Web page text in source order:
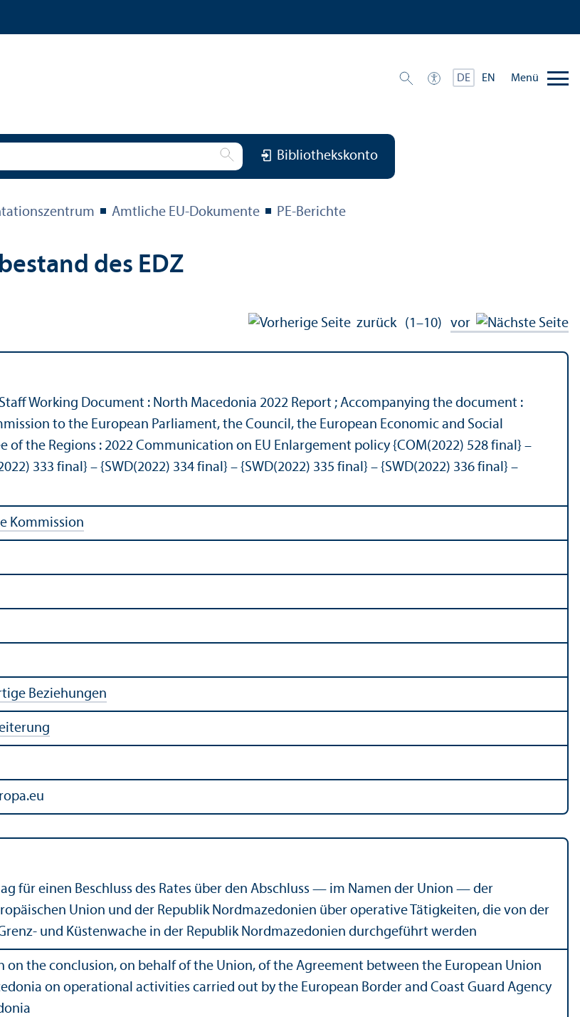
DE EN Menü
Bibliothekskonto
Amtliche EU-Dokumente PE-Berichte
des EDZ
zurück (1–10) vor
Working Document : North Macedonia 2022 Report ; Accompanying the document :
to the European Parliament, the Council, the European Economic and Social
the Regions : 2022 Communication on EU Enlargement policy {COM(2022) 528 final} –
333 final} – {SWD(2022) 334 final} – {SWD(2022) 335 final} – {SWD(2022) 336 final} –
Kommission
Beziehungen
für einen Beschluss des Rates über den Abschluss — im Namen der Union — der
Union und der Republik Nordmazedonien über operative Tätigkeiten, die von der
und Küstenwache in der Republik Nordmazedonien durchgeführt werden
on the conclusion, on behalf of the Union, of the Agreement between the European Union
on operational activities carried out by the European Border and Coast Guard Agency